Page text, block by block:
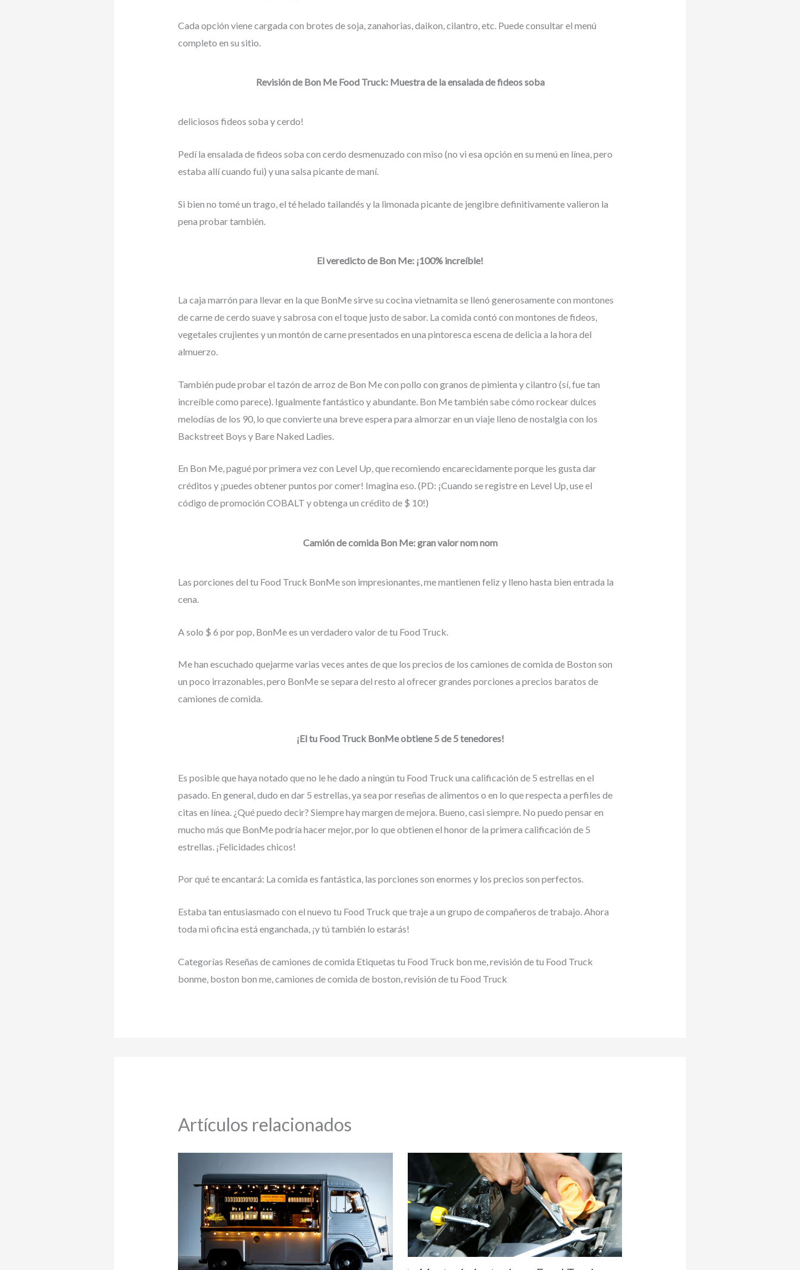
Cada opción viene cargada con brotes de soja, zanahorias, daikon, cilantro, etc. Puede consultar el menú
completo en su sitio.
Revisión de Bon Me Food Truck: Muestra de la ensalada de fideos soba
deliciosos fideos soba y cerdo!
Pedí la ensalada de fideos soba con cerdo desmenuzado con miso (no vi esa opción en su menú en línea, pero
estaba allí cuando fui) y una salsa picante de maní.
Si bien no tomé un trago, el té helado tailandés y la limonada picante de jengibre definitivamente valieron la
pena probar también.
El veredicto de Bon Me: ¡100% increíble!
La caja marrón para llevar en la que BonMe sirve su cocina vietnamita se llenó generosamente con montones
de carne de cerdo suave y sabrosa con el toque justo de sabor. La comida contó con montones de fideos,
vegetales crujientes y un montón de carne presentados en una pintoresca escena de delicia a la hora del
almuerzo.
También pude probar el tazón de arroz de Bon Me con pollo con granos de pimienta y cilantro (sí, fue tan
increíble como parece). Igualmente fantástico y abundante. Bon Me también sabe cómo rockear dulces
melodías de los 90, lo que convierte una breve espera para almorzar en un viaje lleno de nostalgia con los
Backstreet Boys y Bare Naked Ladies.
En Bon Me, pagué por primera vez con Level Up, que recomiendo encarecidamente porque les gusta dar
créditos y ¡puedes obtener puntos por comer! Imagina eso. (PD: ¡Cuando se registre en Level Up, use el
código de promoción COBALT y obtenga un crédito de $ 10!)
Camión de comida Bon Me: gran valor nom nom
Las porciones del tu Food Truck BonMe son impresionantes, me mantienen feliz y lleno hasta bien entrada la
cena.
A solo $ 6 por pop, BonMe es un verdadero valor de tu Food Truck.
Me han escuchado quejarme varias veces antes de que los precios de los camiones de comida de Boston son
un poco irrazonables, pero BonMe se separa del resto al ofrecer grandes porciones a precios baratos de
camiones de comida.
¡El tu Food Truck BonMe obtiene 5 de 5 tenedores!
Es posible que haya notado que no le he dado a ningún tu Food Truck una calificación de 5 estrellas en el
pasado. En general, dudo en dar 5 estrellas, ya sea por reseñas de alimentos o en lo que respecta a perfiles de
citas en línea. ¿Qué puedo decir? Siempre hay margen de mejora. Bueno, casi siempre. No puedo pensar en
mucho más que BonMe podría hacer mejor, por lo que obtienen el honor de la primera calificación de 5
estrellas. ¡Felicidades chicos!
Por qué te encantará: La comida es fantástica, las porciones son enormes y los precios son perfectos.
Estaba tan entusiasmado con el nuevo tu Food Truck que traje a un grupo de compañeros de trabajo. Ahora
toda mi oficina está enganchada, ¡y tú también lo estarás!
Categorías Reseñas de camiones de comida Etiquetas tu Food Truck bon me, revisión de tu Food Truck
bonme, boston bon me, camiones de comida de boston, revisión de tu Food Truck
Artículos relacionados